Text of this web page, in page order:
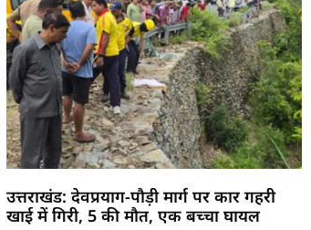
उत्तराखंड: देवप्रयाग-पौड़ी मार्ग पर कार गहरी
खाई में गिरी, 5 की मौत, एक बच्चा घायल